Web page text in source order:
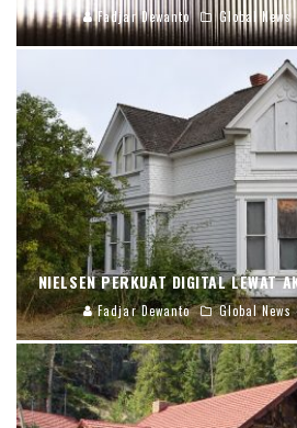
Fadjar Dewanto Global News
NIELSEN PERKUAT DIGITAL LEWAT
Fadjar Dewanto Global News